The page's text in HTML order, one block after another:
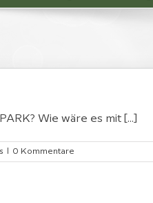
Wie wäre es mit [...]
0 Kommentare